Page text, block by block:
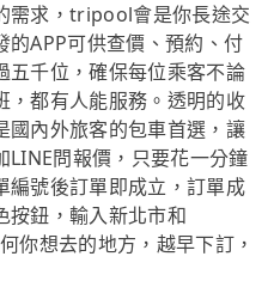
需求，tripool會是你長途交
APP可供查價、預約、付
五千位，確保每位乘客不論
，都有人能服務。透明的收
國內外旅客的包車首選，讓
問報價，只要花一分鐘
編號後訂單即成立，訂單成
按鈕，輸入新北市和
你想去的地方，越早下訂，